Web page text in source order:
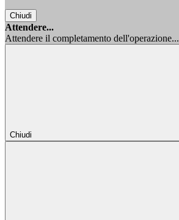
Chiudi
Attendere...
Attendere il completamento dell'operazione...
Chiudi